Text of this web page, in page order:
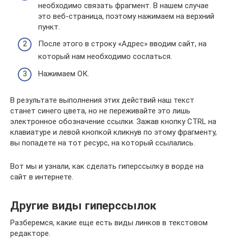
необходимо связать фрагмент. В нашем случае
это веб-страница, поэтому нажимаем на верхний
пункт.
После этого в строку «Адрес» вводим сайт, на
который нам необходимо сослаться.
Нажимаем ОК.
В результате выполнения этих действий наш текст
станет синего цвета, но не переживайте это лишь
электронное обозначение ссылки. Зажав кнопку CTRL на
клавиатуре и левой кнопкой кликнув по этому фрагменту,
вы попадете на тот ресурс, на который ссылались.
Вот мы и узнали, как сделать гиперссылку в ворде на
сайт в интернете.
Другие виды гиперссылок
Разберемся, какие еще есть виды линков в текстовом
редакторе.